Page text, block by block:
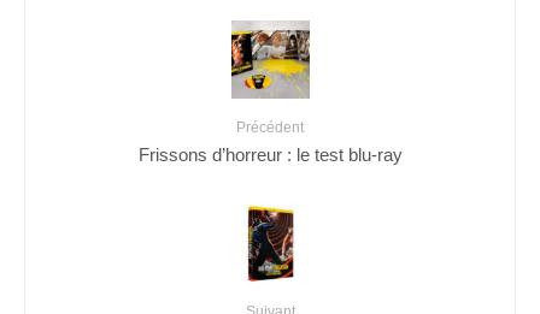
Précédent
Frissons d’horreur : le test blu-ray